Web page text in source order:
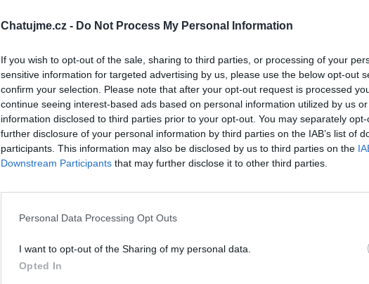
Chatujme.cz - Do Not Process My Personal Information
If you wish to opt-out of the sale, sharing to third parties, or processing of your
sensitive information for targeted advertising by us, please use the below opt-out
confirm your selection. Please note that after your opt-out request is processed
continue seeing interest-based ads based on personal information utilized by us
information disclosed to third parties prior to your opt-out. You may separately
further disclosure of your personal information by third parties on the IAB’s list of
participants. This information may also be disclosed by us to third parties on the
Downstream Participants that may further disclose it to other third parties.
Personal Data Processing Opt Outs
I want to opt-out of the Sharing of my personal data.
Opted In
(před rokem)